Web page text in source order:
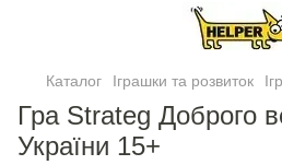
Каталог Іграшки та розвиток
Гра Strateg Доброго
України 15+